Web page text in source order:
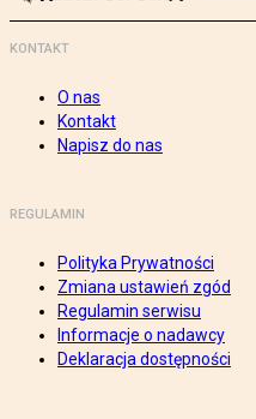
KONTAKT
O nas
Kontakt
Napisz do nas
REGULAMIN
Polityka Prywatności
Zmiana ustawień zgód
Regulamin serwisu
Informacje o nadawcy
Deklaracja dostępności